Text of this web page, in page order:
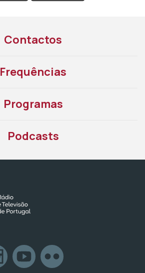
Contactos
Frequências
Programas
Podcasts